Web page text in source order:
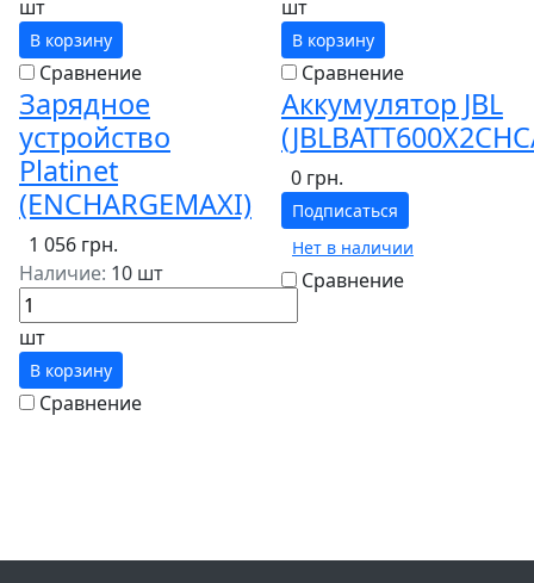
шт
В корзину
Сравнение
шт
В корзину
Сравнение
Зарядное
устройство
Platinet
(ENCHARGEMAXI)
1 056 грн.
Наличие: 10 шт
шт
В корзину
Сравнение
Аккумулятор JBL
0 грн.
Подписаться
Нет в наличии
Сравнение